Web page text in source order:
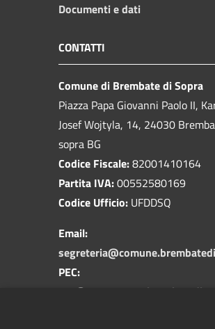
Documenti e dati
CONTATTI
Comune di Brembate di Sopra
Piazza Papa Giovanni Paolo II,
Josef Wojtyla, 14, 24030
sopra BG
Codice Fiscale:82001410164
Partita IVA:00552580169
Codice Ufficio: UFDDSQ
Email:
PEC: